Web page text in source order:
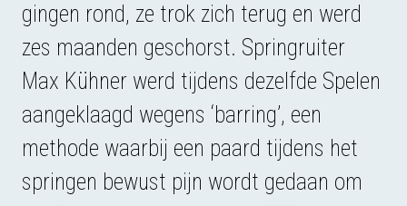
gingen rond, ze trok zich terug en werd
zes maanden geschorst. Springruiter
Max Kühner werd tijdens dezelfde Spelen
aangeklaagd wegens ‘barring’, een
methode waarbij een paard tijdens het
springen bewust pijn wordt gedaan om